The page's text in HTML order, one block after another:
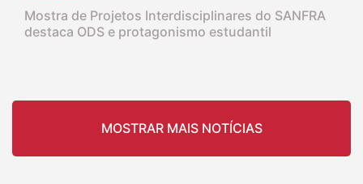
Mostra de Projetos Interdisciplinares do SANFRA
destaca ODS e protagonismo estudantil
MOSTRAR MAIS NOTÍCIAS